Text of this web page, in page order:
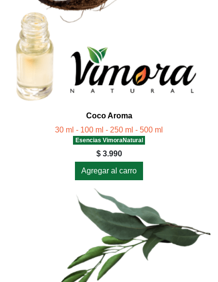
Coco Aroma
30 ml - 100 ml - 250 ml - 500 ml
Esencias VimoraNatural
$ 3.990
Agregar al carro